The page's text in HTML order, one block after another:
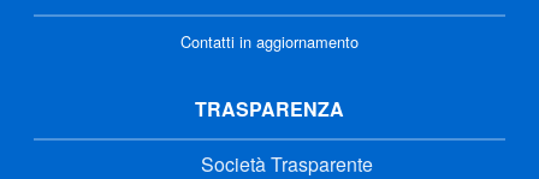
Contatti in aggiornamento
TRASPARENZA
Società Trasparente